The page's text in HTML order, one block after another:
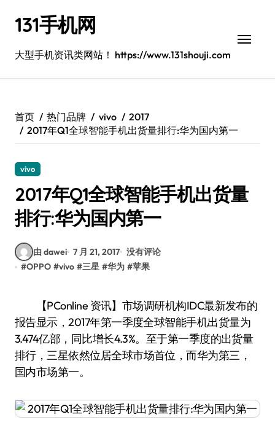
131手机网
大型手机资讯类网站！ https://www.131shouji.com
首页 热门品牌 vivo
2017
2017年Q1全球智能手机出货量排行:华为国内第一
vivo
2017年Q1全球智能手机出货量
排行:华为国内第一
由 dawei 7 月 21, 2017 没有评论
#OPPO #vivo #三星 #华为 #苹果
【PConline 资讯】市场调研机构IDC最新发布的
报告显示，2017年第一季度全球智能手机出货量为
3.474亿部，同比增长4.3%。至于第一季度的出货量
排行，三星依然位居全球市场首位，而华为第三，
国内市场第一。